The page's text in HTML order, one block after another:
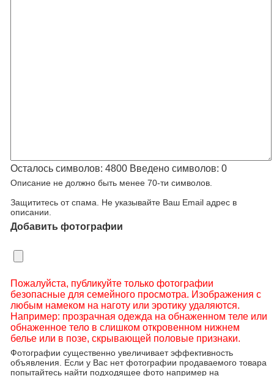
Осталось символов: 4800 Введено символов: 0
Описание не должно быть менее 70-ти символов.
Защититесь от спама. Не указывайте Ваш Email адрес в
описании.
Добавить фотографии
Пожалуйста, публикуйте только фотографии
безопасные для семейного просмотра. Изображения с
любым намеком на наготу или эротику удаляются.
Например: прозрачная одежда на обнаженном теле или
обнаженное тело в слишком откровенном нижнем
белье или в позе, скрывающей половые признаки.
Фотографии существенно увеличивает эффективность
объявления. Если у Вас нет фотографии продаваемого товара
попытайтесь найти подходящее фото например на